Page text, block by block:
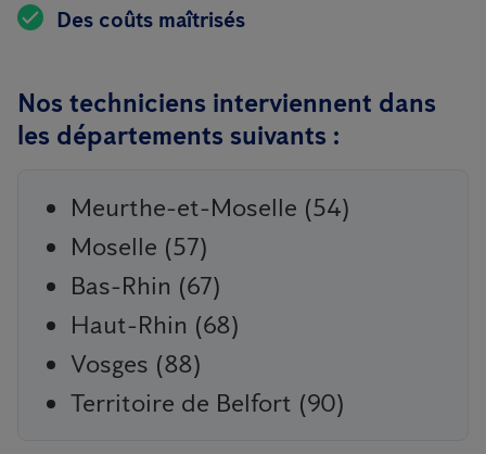
Des coûts maîtrisés
Nos techniciens interviennent dans
les départements suivants :
Meurthe-et-Moselle (54)
Moselle (57)
Bas-Rhin (67)
Haut-Rhin (68)
Vosges (88)
Territoire de Belfort (90)